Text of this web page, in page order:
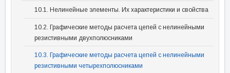
10.1. Нелинейные элементы. Их характеристики и свойства
10.2. Графические методы расчета цепей с нелинейными
резистивными двухполюсниками
10.3. Графические методы расчета цепей с нелинейными
резистивными четырехполюсниками